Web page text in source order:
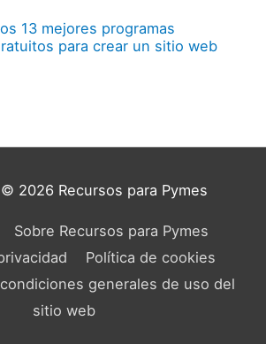
13 mejores programas
para crear un sitio web
2026 Recursos para Pymes
Sobre Recursos para Pymes
Política de cookies
generales de uso del
sitio web